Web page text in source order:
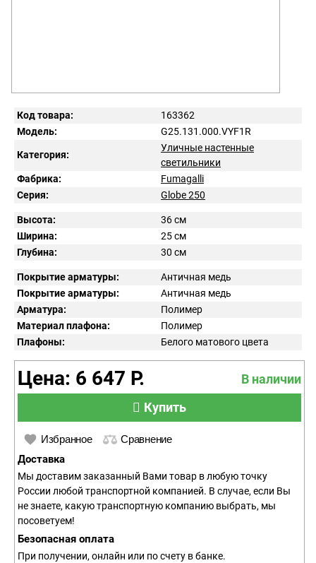
Код товара:
163362
Модель:
G25.131.000.VYF1R
Категория:
Уличные настенные
светильники
Фабрика:
Fumagalli
Серия:
Globe 250
Высота:
36 см
Ширина:
25 см
Глубина:
30 см
Покрытие арматуры:
Античная медь
Покрытие арматуры:
Античная медь
Арматура:
Полимер
Материал плафона:
Полимер
Плафоны:
Белого матового цвета
Цена: 6 647 Р.
В наличии
Купить
Избранное Сравнение
Доставка
Мы доставим заказанный Вами товар в любую точку
России любой транспортной компанией. В случае, если Вы
не знаете, какую транспортную компанию выбрать, мы
посоветуем!
Безопасная оплата
При получении, онлайн или по счету в банке.